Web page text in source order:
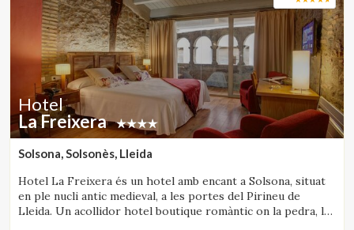
Hotel
La Freixera
Solsona, Solsonès, Lleida
Hotel La Freixera és un hotel amb encant a Solsona, situat
en ple nucli antic medieval, a les portes del Pirineu de
Lleida. Un acollidor hotel boutique romàntic on la pedra, la